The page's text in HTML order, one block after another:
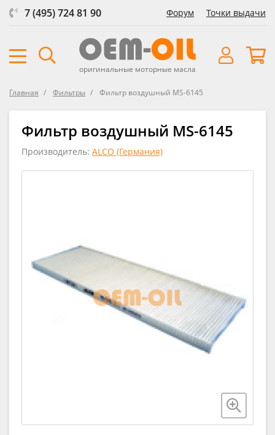
7 (495) 724 81 90 Форум Точки выдачи
оригинальные моторные масла
Главная Фильтры Фильтр воздушный MS-6145
Фильтр воздушный MS-6145
Производитель: ALCO (Германия)